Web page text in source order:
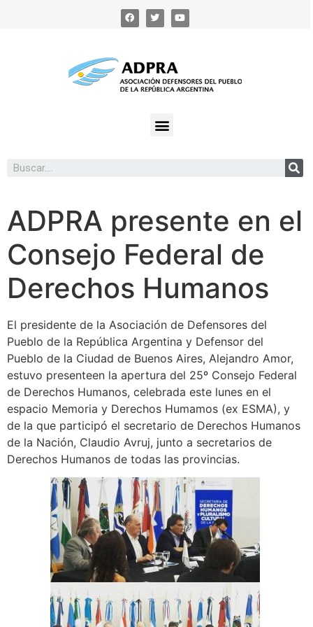
ADPRA presente en el
Consejo Federal de
Derechos Humanos
El presidente de la Asociación de Defensores del
Pueblo de la República Argentina y Defensor del
Pueblo de la Ciudad de Buenos Aires, Alejandro Amor,
estuvo presenteen la apertura del 25º Consejo Federal
de Derechos Humanos, celebrada este lunes en el
espacio Memoria y Derechos Humamos (ex ESMA), y
de la que participó el secretario de Derechos Humanos
de la Nación, Claudio Avruj, junto a secretarios de
Derechos Humanos de todas las provincias.